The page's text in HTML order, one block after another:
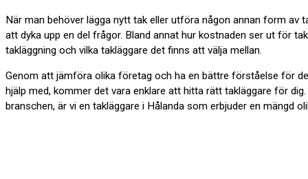
När man behöver lägga nytt tak eller utföra någon annan form av
att dyka upp en del frågor. Bland annat hur kostnaden ser ut för
takläggning och vilka takläggare det finns att välja mellan.
Genom att jämföra olika företag och ha en bättre förståelse för
hjälp med, kommer det vara enklare att hitta rätt takläggare för
branschen, är vi en takläggare i Hålanda som erbjuder en mängd